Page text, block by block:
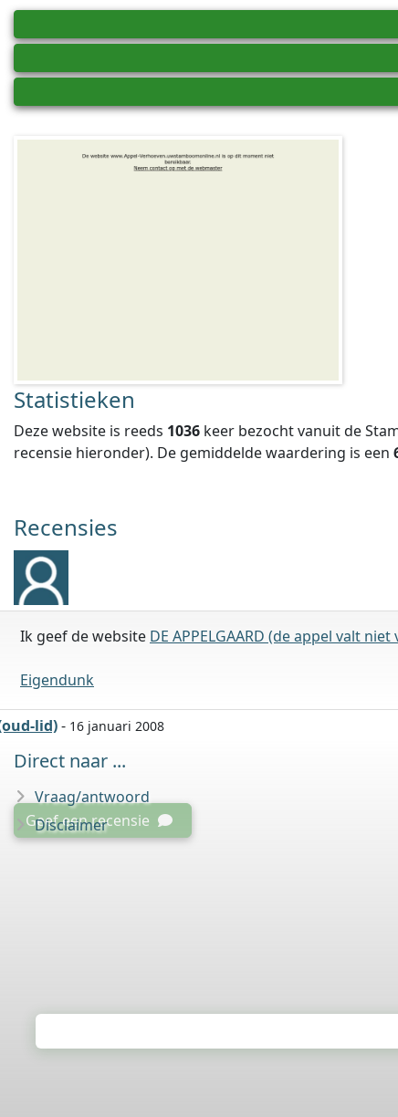
Statistieken
Deze website is reeds 1036 keer bezocht vanuit de
recensie hieronder). De gemiddelde waardering is een
Recensies
Ik geef de website DE APPELGAARD (de appel valt
Eigendunk
lid)- 16 januari 2008
Geef een recensie
Direct naar ...
Vraag/antwoord
Disclaimer